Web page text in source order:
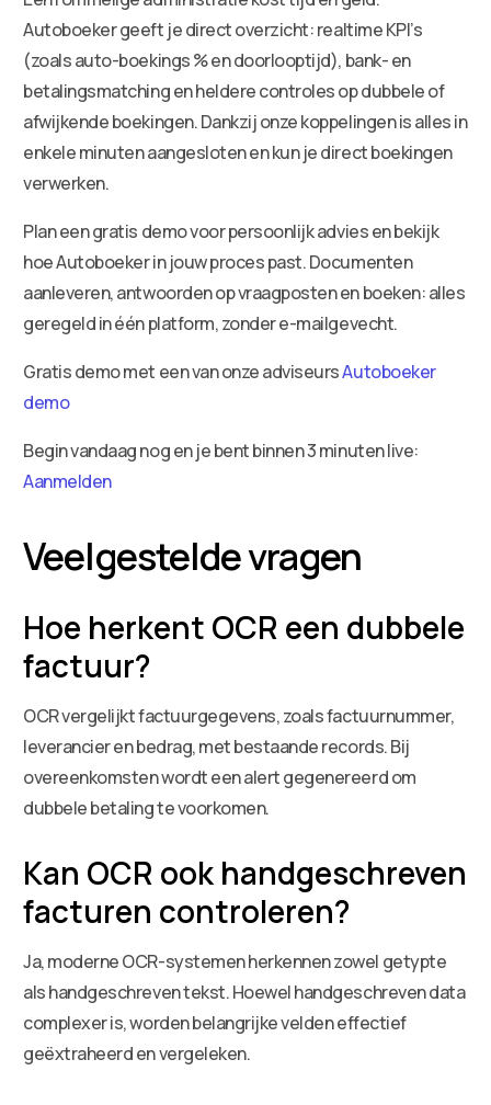
Autoboeker geeft je direct overzicht: realtime KPI’s
(zoals auto-boekings % en doorlooptijd), bank- en
betalingsmatching en heldere controles op dubbele of
afwijkende boekingen. Dankzij onze koppelingen is alles in
enkele minuten aangesloten en kun je direct boekingen
verwerken.
Plan een gratis demo voor persoonlijk advies en bekijk
hoe Autoboeker in jouw proces past. Documenten
aanleveren, antwoorden op vraagposten en boeken: alles
geregeld in één platform, zonder e-mailgevecht.
Gratis demo met een van onze adviseursAutoboeker
demo
Begin vandaag nog en je bent binnen 3 minuten live:
Aanmelden
Veelgestelde vragen
Hoe herkent OCR een dubbele
factuur?
OCR vergelijkt factuurgegevens, zoals factuurnummer,
leverancier en bedrag, met bestaande records. Bij
overeenkomsten wordt een alert gegenereerd om
dubbele betaling te voorkomen.
Kan OCR ook handgeschreven
facturen controleren?
Ja, moderne OCR-systemen herkennen zowel getypte
als handgeschreven tekst. Hoewel handgeschreven data
complexer is, worden belangrijke velden effectief
geëxtraheerd en vergeleken.